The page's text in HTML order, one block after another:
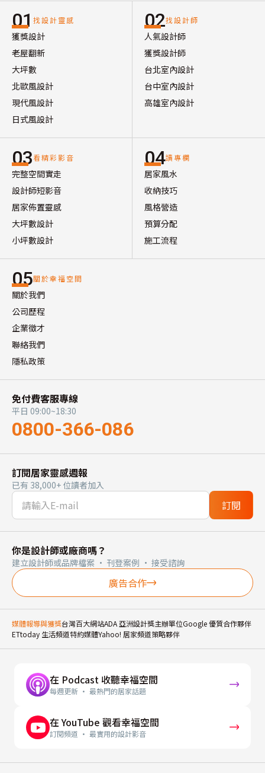
01 找設計靈感
獲獎設計
老屋翻新
大坪數
北歐風設計
現代風設計
日式風設計
02找設計師
人氣設計師
獲獎設計師
台北室內設計
台中室內設計
高雄室內設計
03看精彩影音
完整空間實走
設計師短影音
居家佈置靈感
大坪數設計
小坪數設計
04讀專欄
居家風水
收納技巧
風格營造
預算分配
施工流程
05關於幸福空間
關於我們
公司歷程
企業徵才
聯絡我們
隱私政策
免付費客服專線
平日 09:00~18:30
0800-366-086
訂閱居家靈感週報
已有 38,000+ 位讀者加入
訂閱
你是設計師或廠商嗎？
建立設計師或品牌檔案 · 刊登案例 · 接受諮詢
廣告合作
媒體報導與獲獎台灣百大網站ADA 亞洲設計獎主辦單位Google 優質合作夥伴
ETtoday 生活頻道特約媒體Yahoo! 居家頻道策略夥伴
在 Podcast 收聽幸福空間
每週更新 · 最熱門的居家話題
在 YouTube 觀看幸福空間
訂閱頻道 · 最實用的設計影音